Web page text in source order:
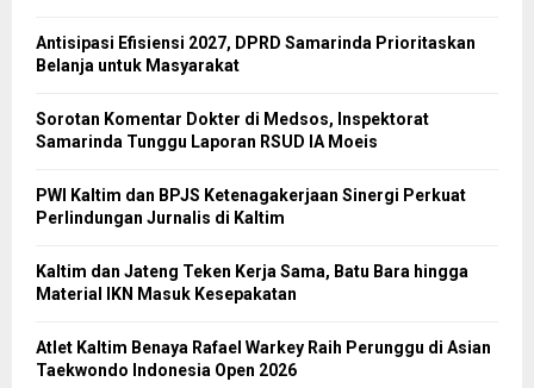
Antisipasi Efisiensi 2027, DPRD Samarinda Prioritaskan
Belanja untuk Masyarakat
Sorotan Komentar Dokter di Medsos, Inspektorat
Samarinda Tunggu Laporan RSUD IA Moeis
PWI Kaltim dan BPJS Ketenagakerjaan Sinergi Perkuat
Perlindungan Jurnalis di Kaltim
Kaltim dan Jateng Teken Kerja Sama, Batu Bara hingga
Material IKN Masuk Kesepakatan
Atlet Kaltim Benaya Rafael Warkey Raih Perunggu di Asian
Taekwondo Indonesia Open 2026